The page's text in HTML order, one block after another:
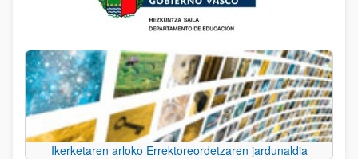
Ikerketaren arloko Errektoreordetzaren jardunaldia